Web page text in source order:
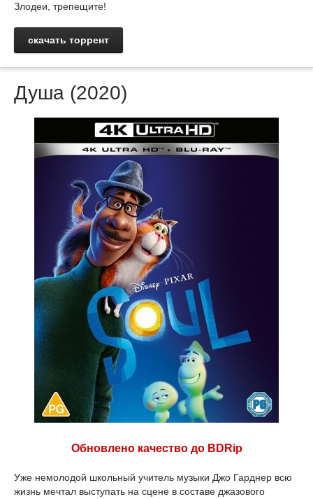
Злодеи, трепещите!
скачать торрент
Душа (2020)
Обновлено качество до BDRip
Уже немолодой школьный учитель музыки Джо Гарднер всю
жизнь мечтал выступать на сцене в составе джазового